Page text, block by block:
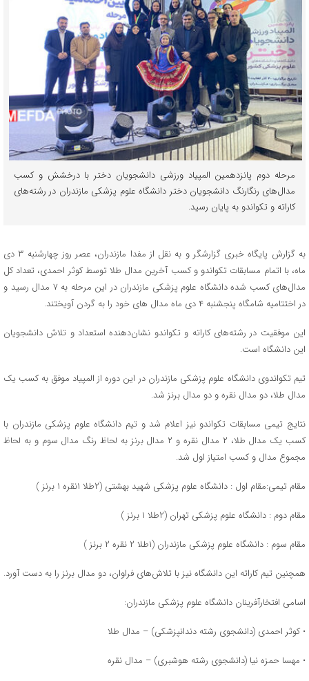
مرحله دوم پانزدهمین المپیاد ورزشی دانشجویان دختر با درخشش و کسب
مدال‌های رنگارنگ دانشجویان دختر دانشگاه علوم پزشکی مازندران در رشته‌های
کاراته و تکواندو به پایان رسید.
به گزارش پایگاه خبری گزارشگر و به نقل از مفدا مازندران، عصر روز چهارشنبه ۳ دی
ماه، با اتمام مسابقات تکواندو و کسب آخرین مدال طلا توسط کوثر احمدی، تعداد کل
مدال‌های کسب شده دانشگاه علوم پزشکی مازندران در این مرحله به ۷ مدال رسید و
در اختتامیه شامگاه پنجشنبه ۴ دی ماه مدال های خود را به گردن آویختند.
این موفقیت در رشته‌های کاراته و تکواندو نشان‌دهنده استعداد و تلاش دانشجویان
این دانشگاه است.
تیم تکواندوی دانشگاه علوم پزشکی مازندران در این دوره از المپیاد موفق به کسب یک
مدال طلا، دو مدال نقره و دو مدال برنز شد.
نتایج تیمی مسابقات تکواندو نیز اعلام شد و تیم دانشگاه علوم پزشکی مازندران با
کسب یک مدال طلا، ۲ مدال نقره و ۲ مدال برنز به لحاظ رنگ مدال سوم و به لحاظ
مجموع مدال و کسب امتیاز اول شد.
مقام تیمی:مقام اول : دانشگاه علوم پزشکی شهید بهشتی (۲طلا ۱نقره ۱ برنز )
مقام دوم : دانشگاه علوم پزشکی تهران (۲طلا ۱ برنز )
مقام سوم : دانشگاه علوم پزشکی مازندران (۱طلا ۲ نقره ۲ برنز )
همچنین تیم کاراته این دانشگاه نیز با تلاش‌های فراوان، دو مدال برنز را به دست آورد.
اسامی افتخارآفرینان دانشگاه علوم پزشکی مازندران:
• کوثر احمدی (دانشجوی رشته دندانپزشکی) – مدال طلا
• مهسا حمزه نیا (دانشجوی رشته هوشبری) – مدال نقره